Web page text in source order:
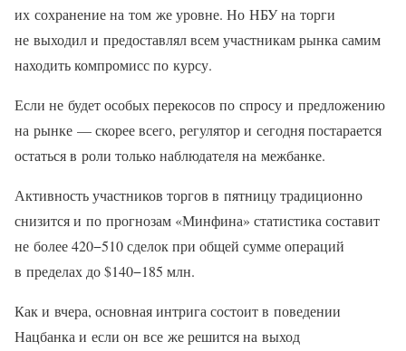
их сохранение на том же уровне. Но НБУ на торги
не выходил и предоставлял всем участникам рынка самим
находить компромисс по курсу.
Если не будет особых перекосов по спросу и предложению
на рынке — скорее всего, регулятор и сегодня постарается
остаться в роли только наблюдателя на межбанке.
Активность участников торгов в пятницу традиционно
снизится и по прогнозам «Минфина» статистика составит
не более 420−510 сделок при общей сумме операций
в пределах до $140−185 млн.
Как и вчера, основная интрига состоит в поведении
Нацбанка и если он все же решится на выход